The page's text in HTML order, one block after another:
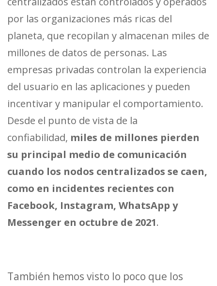
por las organizaciones más ricas del
planeta, que recopilan y almacenan miles de
millones de datos de personas. Las
empresas privadas controlan la experiencia
del usuario en las aplicaciones y pueden
incentivar y manipular el comportamiento.
Desde el punto de vista de la
confiabilidad, miles de millones pierden
su principal medio de comunicación
cuando los nodos centralizados se caen,
como en incidentes recientes con
Facebook, Instagram, WhatsApp y
Messenger en octubre de 2021.
También hemos visto lo poco que los